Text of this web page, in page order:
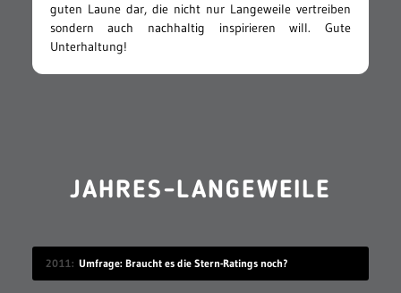
guten Laune dar, die nicht nur Langeweile vertreiben
sondern auch nachhaltig inspirieren will. Gute
Unterhaltung!
JAHRES-LANGEWEILE
2011 Umfrage: Braucht es die Stern-Ratings noch?